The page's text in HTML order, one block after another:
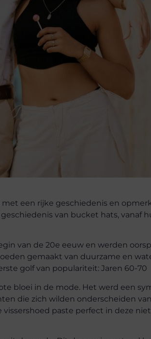
met een rijke geschiedenis en
van bucket hats, vanaf
van de 20e eeuw en werden
gemaakt van duurzame en
golf van populariteit: Jaren 60-70
bloei in de mode. Het werd een
die zich wilden onderscheiden
paste perfect in deze